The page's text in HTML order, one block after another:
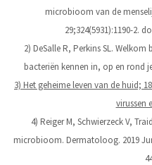
microbioom van de
29;324(5931):1190-2.
2) DeSalle R, Perkins SL.
bacteriën kennen in, op en rond
3) Het geheime leven van de huid;
virussen
4) Reiger M, Schwierzeck V,
microbioom. Dermatoloog. 2019